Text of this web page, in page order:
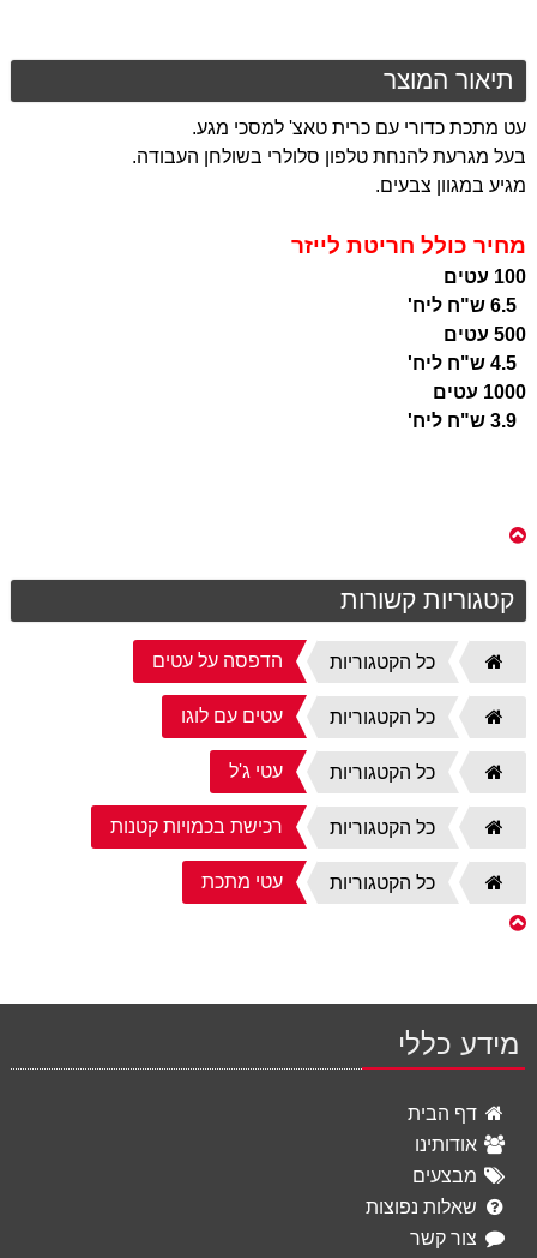
תיאור המוצר
עט מתכת כדורי עם כרית טאצ' למסכי מגע.
בעל מגרעת להנחת טלפון סלולרי בשולחן העבודה.
מגיע במגוון צבעים.
מחיר כולל חריטת לייזר
100 עטים
500 עטים
1000 עטים
קטגוריות קשורות
דף
הבית
כל הקטגוריות הדפסה על עטים
דף
הבית
כל הקטגוריות עטים עם לוגו
דף
הבית
כל הקטגוריות עטי ג'ל
דף
הבית
כל הקטגוריות רכישת בכמויות קטנות
דף
הבית
כל הקטגוריות עטי מתכת
מידע כללי
דף הבית
אודותינו
מבצעים
שאלות נפוצות
צור קשר